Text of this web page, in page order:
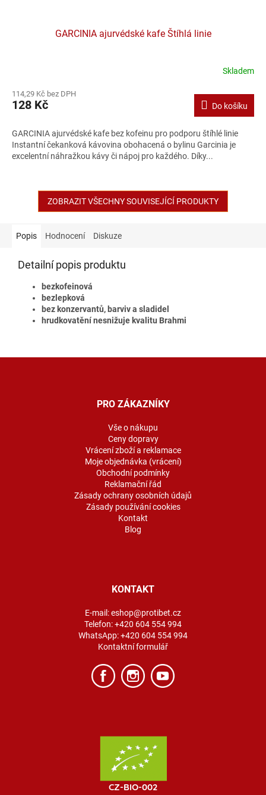
GARCINIA ajurvédské kafe Štíhlá linie
Skladem
114,29 Kč bez DPH
128 Kč Do košíku
GARCINIA ajurvédské kafe bez kofeinu pro podporu štíhlé linie
Instantní čekanková kávovina obohacená o bylinu Garcinia je
excelentní náhražkou kávy či nápoj pro každého. Díky...
ZOBRAZIT VŠECHNY SOUVISEJÍCÍ PRODUKTY
Popis Hodnocení Diskuze
Detailní popis produktu
bezkofeinová
bezlepková
bez konzervantů, barviv a sladidel
hrudkovatění nesnižuje kvalitu Brahmi
PRO ZÁKAZNÍKY
Vše o nákupu
Ceny dopravy
Vrácení zboží a reklamace
Moje objednávka (vrácení)
Obchodní podmínky
Reklamační řád
Zásady ochrany osobních údajů
Zásady používání cookies
Kontakt
Blog
KONTAKT
E-mail:eshop@protibet.cz
Telefon:+420 604 554 994
WhatsApp:+420 604 554 994
Kontaktní formulář